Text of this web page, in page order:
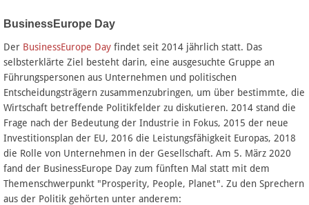
BusinessEurope Day
Der BusinessEurope Day findet seit 2014 jährlich statt. Das
selbsterklärte Ziel besteht darin, eine ausgesuchte Gruppe an
Führungspersonen aus Unternehmen und politischen
Entscheidungsträgern zusammenzubringen, um über bestimmte, die
Wirtschaft betreffende Politikfelder zu diskutieren. 2014 stand die
Frage nach der Bedeutung der Industrie in Fokus, 2015 der neue
Investitionsplan der EU, 2016 die Leistungsfähigkeit Europas, 2018
die Rolle von Unternehmen in der Gesellschaft. Am 5. März 2020
fand der BusinessEurope Day zum fünften Mal statt mit dem
Themenschwerpunkt "Prosperity, People, Planet". Zu den Sprechern
aus der Politik gehörten unter anderem: